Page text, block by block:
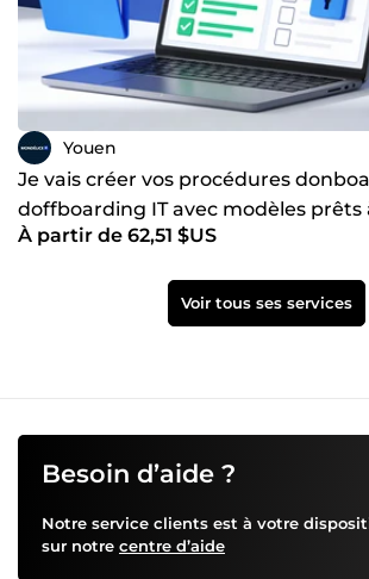
Youen
Je vais créer vos procédures
doffboarding IT avec modèles prêts
À partir de 62,51 $US
Voir tous ses services
Besoin d’aide ?
Notre service clients est à votre
sur notre centre d’aide